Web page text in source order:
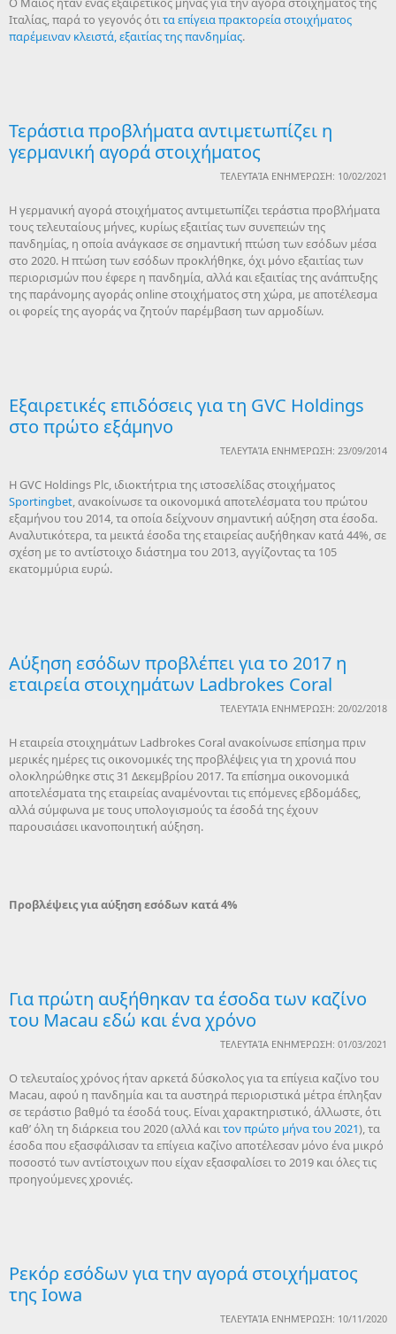
Ιταλίας, παρά το γεγονός ότιτα επίγεια πρακτορεία στοιχήματος
παρέμειναν κλειστά, εξαιτίας της πανδημίας.
Τεράστια προβλήματα αντιμετωπίζει η
γερμανική αγορά στοιχήματος
ΤΕΛΕΥΤΑΊΑ ΕΝΗΜΈΡΩΣΗ: 10/02/2021
Η γερμανική αγορά στοιχήματος αντιμετωπίζει τεράστια προβλήματα
τους τελευταίους μήνες, κυρίως εξαιτίας των συνεπειών της
πανδημίας, η οποία ανάγκασε σε σημαντική πτώση των εσόδων μέσα
στο 2020. Η πτώση των εσόδων προκλήθηκε, όχι μόνο εξαιτίας των
περιορισμών που έφερε η πανδημία, αλλά και εξαιτίας της ανάπτυξης
της παράνομης αγοράς online στοιχήματος στη χώρα, με αποτέλεσμα
οι φορείς της αγοράς να ζητούν παρέμβαση των αρμοδίων.
Εξαιρετικές επιδόσεις για τη GVC Holdings
στο πρώτο εξάμηνο
ΤΕΛΕΥΤΑΊΑ ΕΝΗΜΈΡΩΣΗ: 23/09/2014
Η GVC Holdings Plc, ιδιοκτήτρια της ιστοσελίδας στοιχήματος
Sportingbet, ανακοίνωσε τα οικονομικά αποτελέσματα του πρώτου
εξαμήνου του 2014, τα οποία δείχνουν σημαντική αύξηση στα έσοδα.
Αναλυτικότερα, τα μεικτά έσοδα της εταιρείας αυξήθηκαν κατά 44%, σε
σχέση με το αντίστοιχο διάστημα του 2013, αγγίζοντας τα 105
εκατομμύρια ευρώ.
Αύξηση εσόδων προβλέπει για το 2017 η
εταιρεία στοιχημάτων Ladbrokes Coral
ΤΕΛΕΥΤΑΊΑ ΕΝΗΜΈΡΩΣΗ: 20/02/2018
Η εταιρεία στοιχημάτων Ladbrokes Coral ανακοίνωσε επίσημα πριν
μερικές ημέρες τις οικονομικές της προβλέψεις για τη χρονιά που
ολοκληρώθηκε στις 31 Δεκεμβρίου 2017. Τα επίσημα οικονομικά
αποτελέσματα της εταιρείας αναμένονται τις επόμενες εβδομάδες,
αλλά σύμφωνα με τους υπολογισμούς τα έσοδά της έχουν
παρουσιάσει ικανοποιητική αύξηση.
Προβλέψεις για αύξηση εσόδων κατά 4%
Για πρώτη αυξήθηκαν τα έσοδα των καζίνο
του Macau εδώ και ένα χρόνο
ΤΕΛΕΥΤΑΊΑ ΕΝΗΜΈΡΩΣΗ: 01/03/2021
Ο τελευταίος χρόνος ήταν αρκετά δύσκολος για τα επίγεια καζίνο του
Macau, αφού η πανδημία και τα αυστηρά περιοριστικά μέτρα έπληξαν
σε τεράστιο βαθμό τα έσοδά τους. Είναι χαρακτηριστικό, άλλωστε, ότι
καθ’ όλη τη διάρκεια του 2020 (αλλά καιτον πρώτο μήνα του 2021), τα
έσοδα που εξασφάλισαν τα επίγεια καζίνο αποτέλεσαν μόνο ένα μικρό
ποσοστό των αντίστοιχων που είχαν εξασφαλίσει το 2019 και όλες τις
προηγούμενες χρονιές.
Ρεκόρ εσόδων για την αγορά στοιχήματος
της Iowa
ΤΕΛΕΥΤΑΊΑ ΕΝΗΜΈΡΩΣΗ: 10/11/2020